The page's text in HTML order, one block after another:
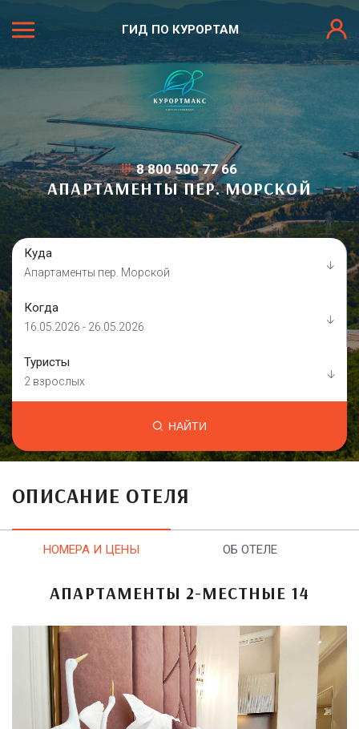
ГИД ПО КУРОРТАМ
8 800 500 77 66
АПАРТАМЕНТЫ ПЕР. МОРСКОЙ
Куда
Апартаменты пер. Морской
Когда
16.05.2026 - 26.05.2026
Туристы
2 взрослых
НАЙТИ
ОПИСАНИЕ ОТЕЛЯ
НОМЕРА И ЦЕНЫ ОБ ОТЕЛЕ
АПАРТАМЕНТЫ 2-МЕСТНЫЕ 14